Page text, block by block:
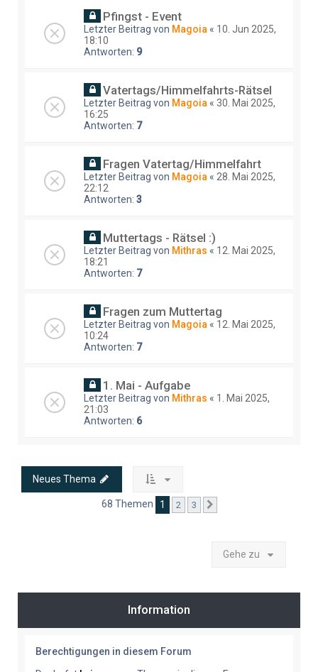
Pfingst - Event
Letzter Beitrag von Magoia « 10. Jun 2025,
18:10
Antworten: 9
Vatertags/Himmelfahrts-Rätsel
Letzter Beitrag von Magoia « 30. Mai 2025,
16:25
Antworten: 7
Fragen Vatertag/Himmelfahrt
Letzter Beitrag von Magoia « 28. Mai 2025,
22:12
Antworten: 3
Muttertags - Rätsel :)
Letzter Beitrag von Mithras « 12. Mai 2025,
18:21
Antworten: 7
Fragen zum Muttertag
Letzter Beitrag von Magoia « 12. Mai 2025,
10:24
Antworten: 7
1. Mai - Aufgabe
Letzter Beitrag von Mithras « 1. Mai 2025,
21:03
Antworten: 6
Neues Thema
68 Themen 1 2 3
Gehe zu
Information
Berechtigungen in diesem Forum